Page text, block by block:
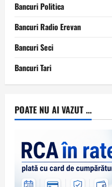
Bancuri Politica
Bancuri Radio Erevan
Bancuri Seci
Bancuri Tari
POATE NU AI VAZUT ...